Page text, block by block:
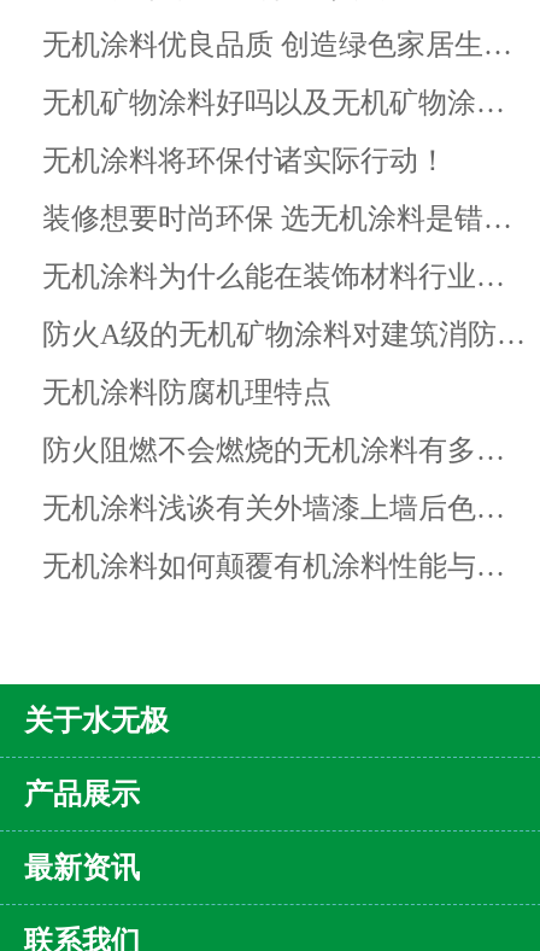
无机涂料优良品质 创造绿色家居生…
无机矿物涂料好吗以及无机矿物涂…
无机涂料将环保付诸实际行动！
装修想要时尚环保 选无机涂料是错…
无机涂料为什么能在装饰材料行业…
防火A级的无机矿物涂料对建筑消防…
无机涂料防腐机理特点
防火阻燃不会燃烧的无机涂料有多…
无机涂料浅谈有关外墙漆上墙后色…
无机涂料如何颠覆有机涂料性能与…
关于水无极
产品展示
最新资讯
联系我们